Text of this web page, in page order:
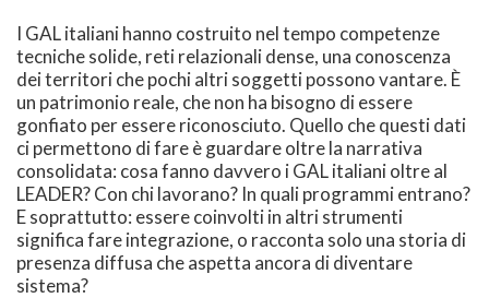
I GAL italiani hanno costruito nel tempo competenze
tecniche solide, reti relazionali dense, una conoscenza
dei territori che pochi altri soggetti possono vantare. È
un patrimonio reale, che non ha bisogno di essere
gonfiato per essere riconosciuto. Quello che questi dati
ci permettono di fare è guardare oltre la narrativa
consolidata: cosa fanno davvero i GAL italiani oltre al
LEADER? Con chi lavorano? In quali programmi entrano?
E soprattutto: essere coinvolti in altri strumenti
significa fare integrazione, o racconta solo una storia di
presenza diffusa che aspetta ancora di diventare
sistema?